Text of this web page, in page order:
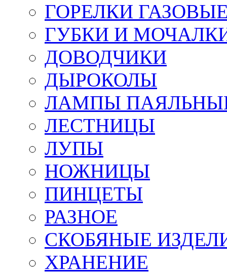
ГОРЕЛКИ
ГУБКИ И
ДОВОДЧИКИ
ДЫРОКОЛЫ
ЛАМПЫ
ЛЕСТНИЦЫ
ЛУПЫ
НОЖНИЦЫ
ПИНЦЕТЫ
РАЗНОЕ
СКОБЯНЫЕ
ХРАНЕНИЕ